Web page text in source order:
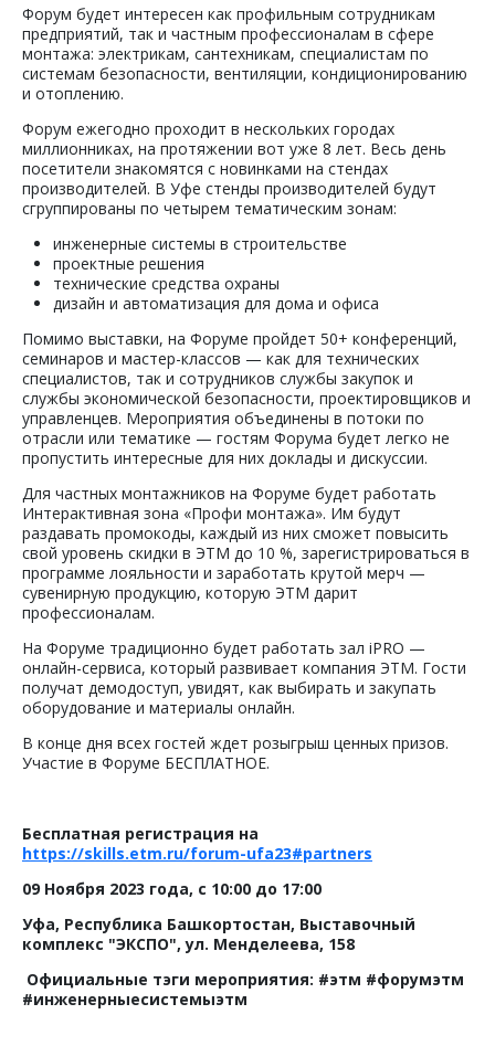
Форум будет интересен как профильным сотрудникам
предприятий, так и частным профессионалам в сфере
монтажа: электрикам, сантехникам, специалистам по
системам безопасности, вентиляции, кондиционированию
и отоплению.
Форум ежегодно проходит в нескольких городах
миллионниках, на протяжении вот уже 8 лет. Весь день
посетители знакомятся с новинками на стендах
производителей. В Уфе стенды производителей будут
сгруппированы по четырем тематическим зонам:
инженерные системы в строительстве
проектные решения
технические средства охраны
дизайн и автоматизация для дома и офиса
Помимо выставки, на Форуме пройдет 50+ конференций,
семинаров и мастер-классов — как для технических
специалистов, так и сотрудников службы закупок и
службы экономической безопасности, проектировщиков и
управленцев. Мероприятия объединены в потоки по
отрасли или тематике — гостям Форума будет легко не
пропустить интересные для них доклады и дискуссии.
Для частных монтажников на Форуме будет работать
Интерактивная зона «Профи монтажа». Им будут
раздавать промокоды, каждый из них сможет повысить
свой уровень скидки в ЭТМ до 10 %, зарегистрироваться в
программе лояльности и заработать крутой мерч —
сувенирную продукцию, которую ЭТМ дарит
профессионалам.
На Форуме традиционно будет работать зал iPRO —
онлайн-сервиса, который развивает компания ЭТМ. Гости
получат демодоступ, увидят, как выбирать и закупать
оборудование и материалы онлайн.
В конце дня всех гостей ждет розыгрыш ценных призов.
Участие в Форуме БЕСПЛАТНОЕ.
Бесплатная регистрация на
https://skills.etm.ru/forum-ufa23#partners
09 Ноября 2023 года, с 10:00 до 17:00
Уфа, Республика Башкортостан, Выставочный
комплекс "ЭКСПО", ул. Менделеева, 158
Официальные тэги мероприятия: #этм #форумэтм
#инженерныесистемыэтм